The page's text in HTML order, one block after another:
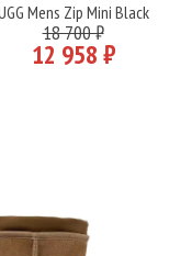
Mens Zip Mini Black
18 700 ₽
12 958 ₽